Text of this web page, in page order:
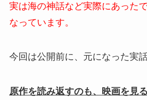
実は海の神話など実際にあった
なっています。
今回は公開前に、元になった実
原作を読み返すのも、映画を見る